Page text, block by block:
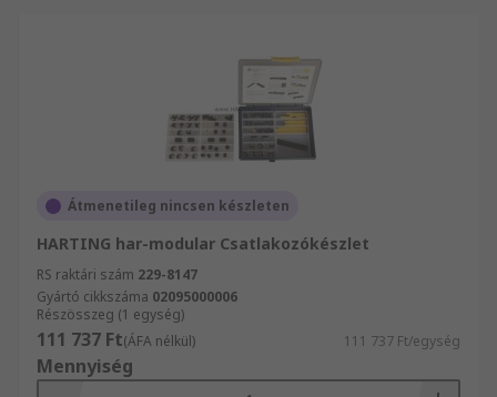
Átmenetileg nincsen készleten
HARTING har-modular Csatlakozókészlet
RS raktári szám 229-8147
Gyártó cikkszáma 02095000006
Részösszeg (1 egység)
111 737 Ft(ÁFA nélkül) 111 737 Ft/egység
Mennyiség